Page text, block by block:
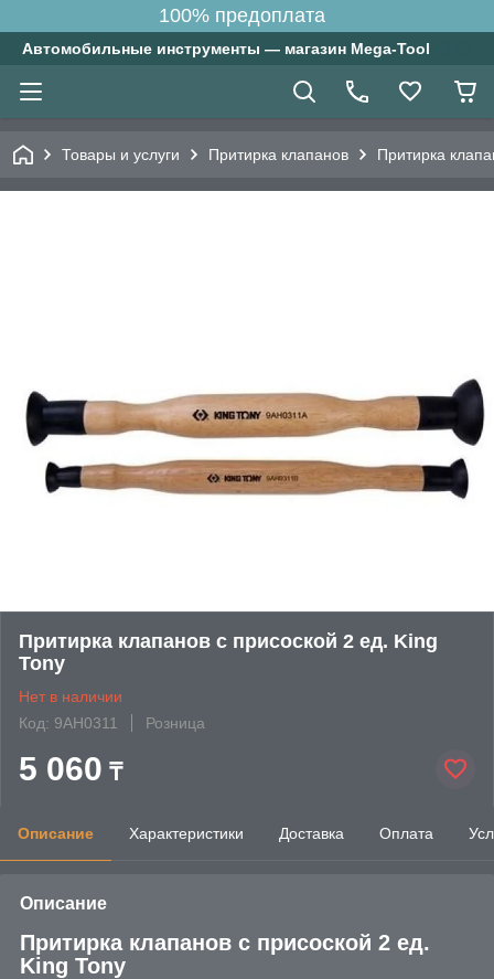
100% предоплата
Автомобильные инструменты — магазин Mega-Tool
Товары и услуги Притирка клапанов Притирка
Притирка клапанов с присоской 2 ед. King
Tony
Нет в наличии
Код: 9AH0311
Розница
5 060 ₸
Описание Характеристики Доставка Оплата
Описание
Притирка клапанов с присоской 2 ед.
King Tony